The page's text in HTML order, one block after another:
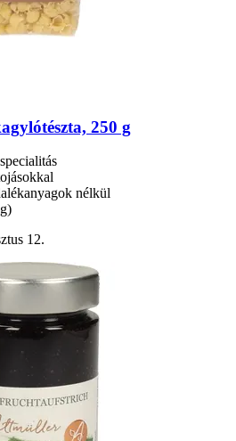
250 g
nélkül
12.